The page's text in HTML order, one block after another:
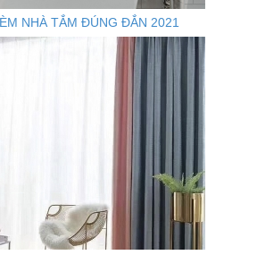
NHÀ TẮM ĐÚNG ĐẮN 2021